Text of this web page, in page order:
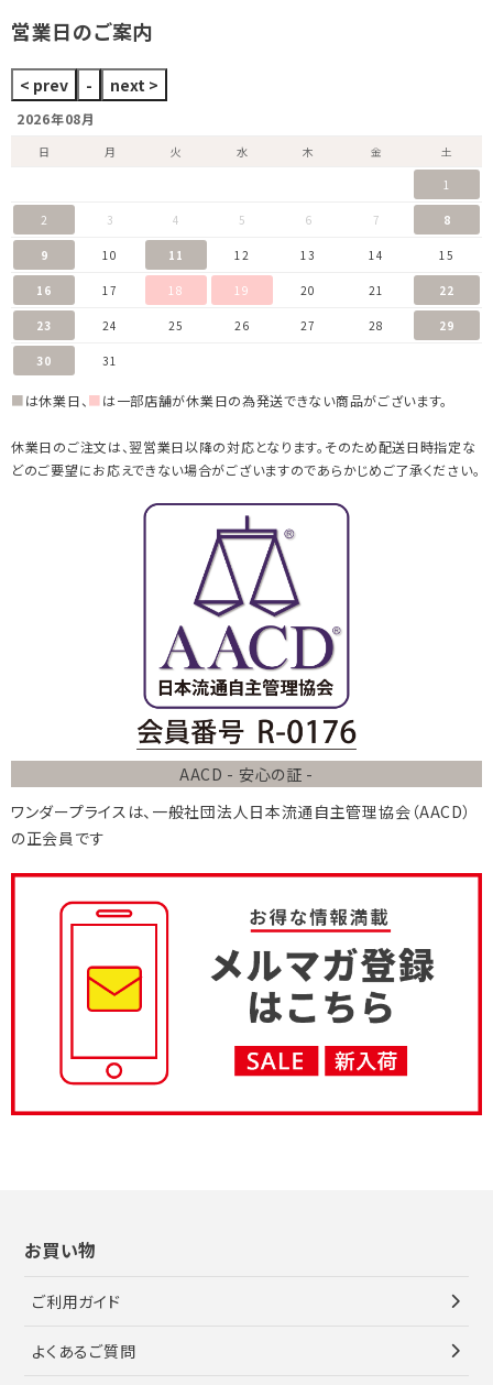
営業日のご案内
2026年08月
日 月 火 水 木 金
土
1
2 3 4 5 6 7 8
9 10 11 12 13 14 15
16 17 18 19 20 21 22
23 24 25 26 27 28 29
30 31
■は休業日、 ■は一部店舗が休業日の為発送できない商品がございます。
休業日のご注文は、翌営業日以降の対応となります。そのため配送日時指定な
どのご要望にお応えできない場合がございますのであらかじめご了承ください。
AACD - 安心の証 -
ワンダープライスは、 一般社団法人 日本流通自主管理協会 （AACD）
の正会員です
お買い物
ご利用ガイド
よくあるご質問